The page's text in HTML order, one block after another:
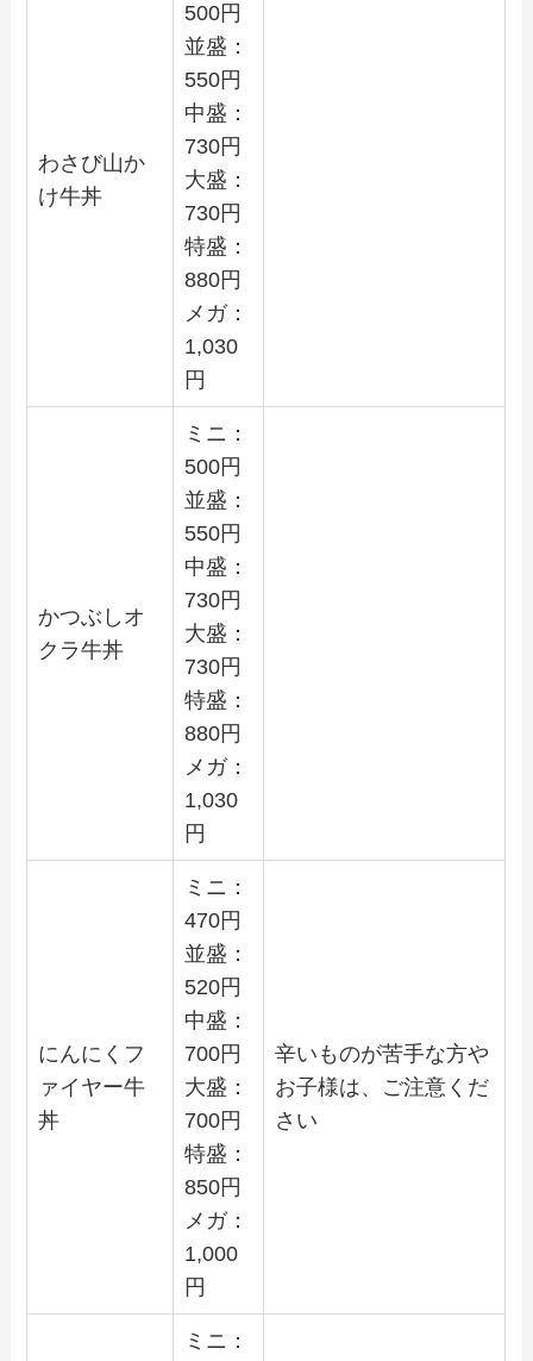
わさび山か
け牛丼
500円
並盛：
550円
中盛：
730円
大盛：
730円
特盛：
880円
メガ：
1,030
円
かつぶしオ
クラ牛丼
ミニ：
500円
並盛：
550円
中盛：
730円
大盛：
730円
特盛：
880円
メガ：
1,030
円
にんにくフ
ァイヤー牛
丼
ミニ：
470円
並盛：
520円
中盛：
700円
大盛：
700円
特盛：
850円
メガ：
1,000
円
辛いものが苦手な方や
お子様は、ご注意くだ
さい
ミニ：